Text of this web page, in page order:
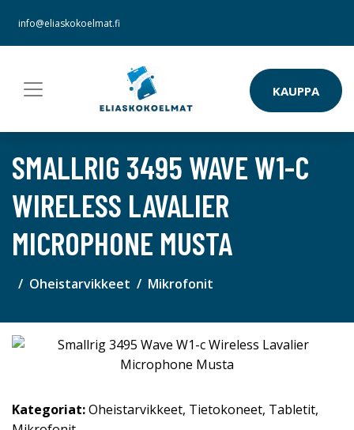
info@eliaskokoelmat.fi
KAUPPA
SMALLRIG 3495 WAVE W1-C
WIRELESS LAVALIER
MICROPHONE MUSTA
Oheistarvikkeet Mikrofonit
Kategoriat:Oheistarvikkeet, Tietokoneet, Tabletit,